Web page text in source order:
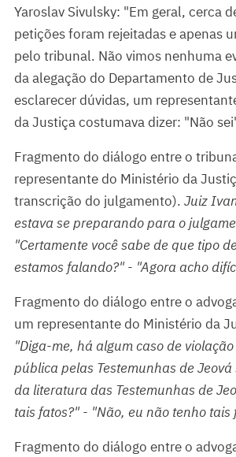
Yaroslav Sivulsky: "Em geral, cerca
petições foram rejeitadas e apenas
pelo tribunal. Não vimos nenhuma
da alegação do Departamento de
esclarecer dúvidas, um
da Justiça costumava dizer: "Não
Fragmento do diálogo entre o
representante do Ministério da
transcrição do julgamento). Juiz
estava se preparando para o
"Certamente você sabe de que tipo
estamos falando?" - "Agora acho
Fragmento do diálogo entre o
um representante do Ministério da
"Diga-me, há algum caso de
pública pelas Testemunhas de
da literatura das Testemunhas de
tais fatos?" - "Não, eu não tenho tais
Fragmento do diálogo entre o